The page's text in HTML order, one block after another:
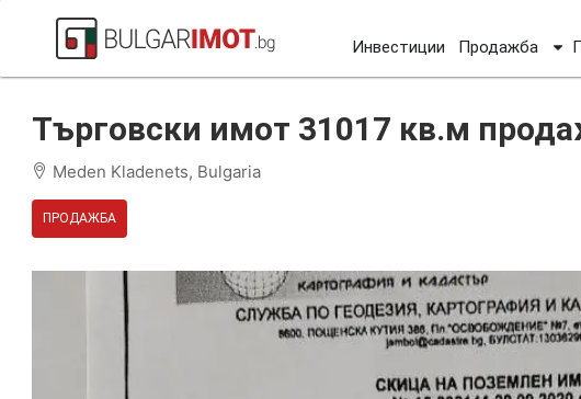
Инвестиции Продажба
Търговски имот 31017 кв.м
Meden Kladenets, Bulgaria
ПРОДАЖБА